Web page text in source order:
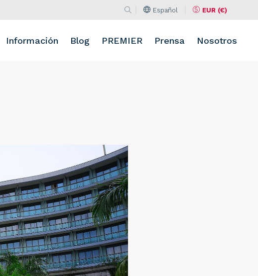
Buscar en la web
Buscar
Idioma Español Moneda EUR (€)
Información Blog PREMIER Prensa Nosotros